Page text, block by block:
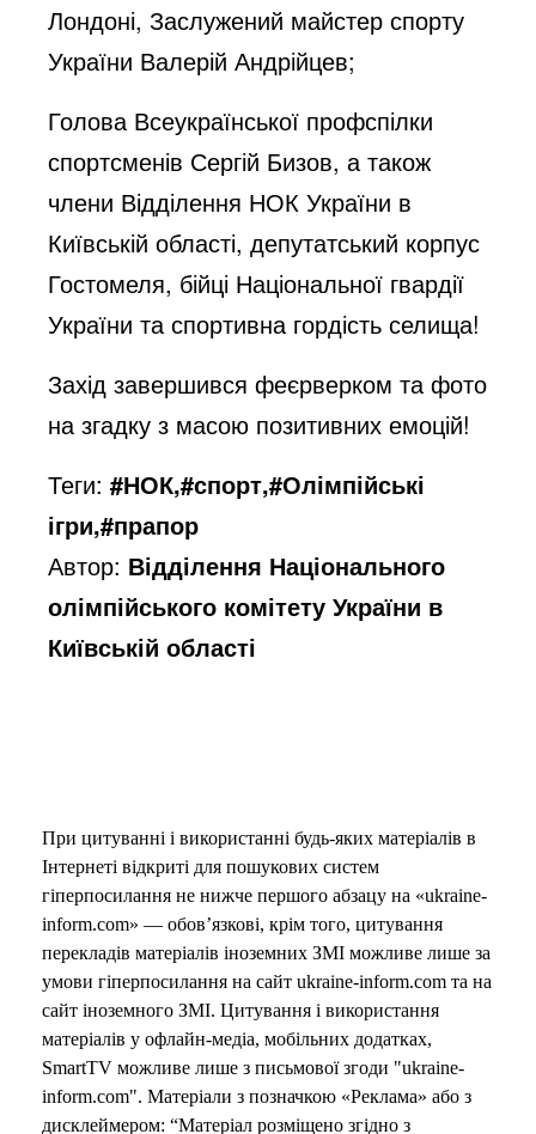
Лондоні, Заслужений майстер спорту
України Валерій Андрійцев;
Голова Всеукраїнської профспілки
спортсменів Сергій Бизов, а також
члени Відділення НОК України в
Київській області, депутатський корпус
Гостомеля, бійці Національної гвардії
України та спортивна гордість селища!
Захід завершився феєрверком та фото
на згадку з масою позитивних емоцій!
Теги:#НОК,#спорт,#Олімпійські
ігри,#прапор
Автор: Відділення Національного
олімпійського комітету України в
Київській області
При цитуванні і використанні будь-яких матеріалів в
Інтернеті відкриті для пошукових систем
гіперпосилання не нижче першого абзацу на «ukraine-
inform.com» — обов’язкові, крім того, цитування
перекладів матеріалів іноземних ЗМІ можливе лише за
умови гіперпосилання на сайт ukraine-inform.com та на
сайт іноземного ЗМІ. Цитування і використання
матеріалів у офлайн-медіа, мобільних додатках,
SmartTV можливе лише з письмової згоди "ukraine-
inform.com". Матеріали з позначкою «Реклама» або з
дисклеймером: “Матеріал розміщено згідно з